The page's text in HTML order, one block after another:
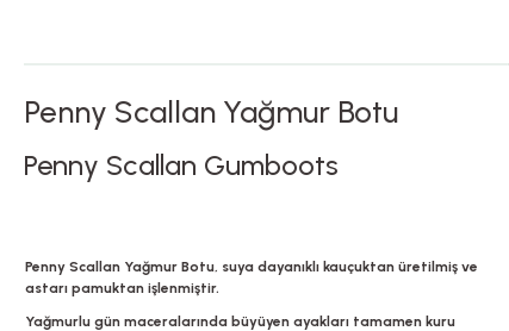
Penny Scallan Yağmur Botu
Penny Scallan Gumboots
Penny Scallan Yağmur Botu, suya dayanıklı kauçuktan üretilmiş ve
astarı pamuktan işlenmiştir.
Yağmurlu gün maceralarında büyüyen ayakları tamamen kuru